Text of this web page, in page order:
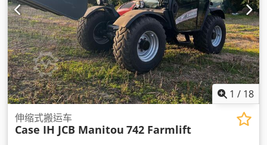
1 / 18
伸缩式搬运车
Case IH JCB Manitou 742 Farmlift